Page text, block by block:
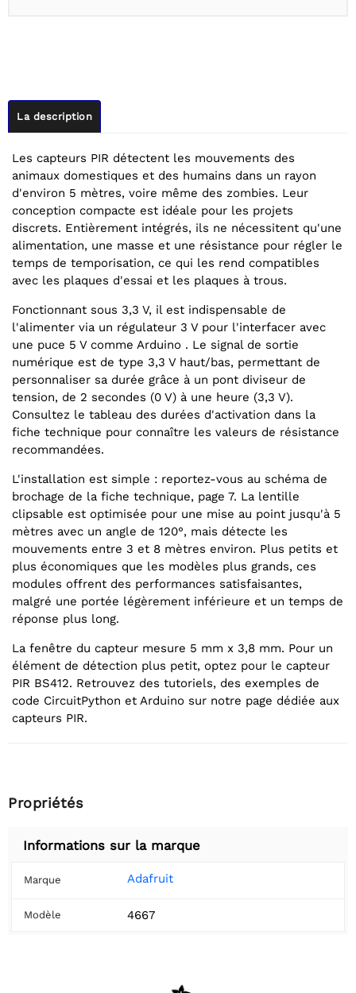
La description
Les capteurs PIR détectent les mouvements des
animaux domestiques et des humains dans un rayon
d'environ 5 mètres, voire même des zombies. Leur
conception compacte est idéale pour les projets
discrets. Entièrement intégrés, ils ne nécessitent qu'une
alimentation, une masse et une résistance pour régler le
temps de temporisation, ce qui les rend compatibles
avec les plaques d'essai et les plaques à trous.
Fonctionnant sous 3,3 V, il est indispensable de
l'alimenter via un régulateur 3 V pour l'interfacer avec
une puce 5 V comme Arduino . Le signal de sortie
numérique est de type 3,3 V haut/bas, permettant de
personnaliser sa durée grâce à un pont diviseur de
tension, de 2 secondes (0 V) à une heure (3,3 V).
Consultez le tableau des durées d'activation dans la
fiche technique pour connaître les valeurs de résistance
recommandées.
L'installation est simple : reportez-vous au schéma de
brochage de la fiche technique, page 7. La lentille
clipsable est optimisée pour une mise au point jusqu'à 5
mètres avec un angle de 120°, mais détecte les
mouvements entre 3 et 8 mètres environ. Plus petits et
plus économiques que les modèles plus grands, ces
modules offrent des performances satisfaisantes,
malgré une portée légèrement inférieure et un temps de
réponse plus long.
La fenêtre du capteur mesure 5 mm x 3,8 mm. Pour un
élément de détection plus petit, optez pour le capteur
PIR BS412. Retrouvez des tutoriels, des exemples de
code CircuitPython et Arduino sur notre page dédiée aux
capteurs PIR.
Propriétés
Informations sur la marque
Marque Adafruit
Modèle 4667